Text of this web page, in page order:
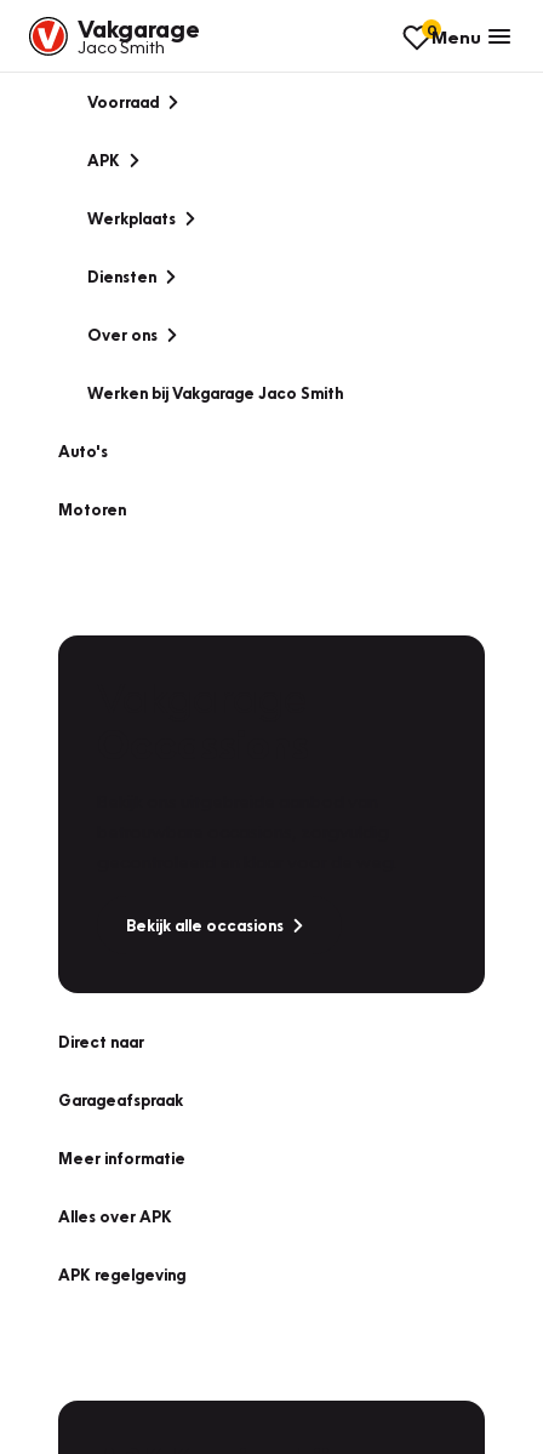
Vakgarage
Jaco Smith
0Menu
Voorraad
APK
Werkplaats
Diensten
Over ons
Werken bij Vakgarage Jaco Smith
Auto's
Motoren
Bekijk alle occasions
Direct naar
Garageafspraak
Meer informatie
Alles over APK
APK regelgeving